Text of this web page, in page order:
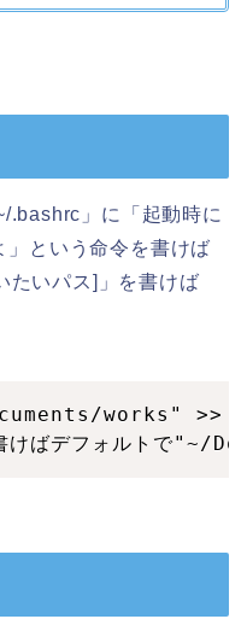
.bashrc」に「起動時に
」という命令を書けば
たいパス]」を書けば
works" >>
けばデフォルトで"~/